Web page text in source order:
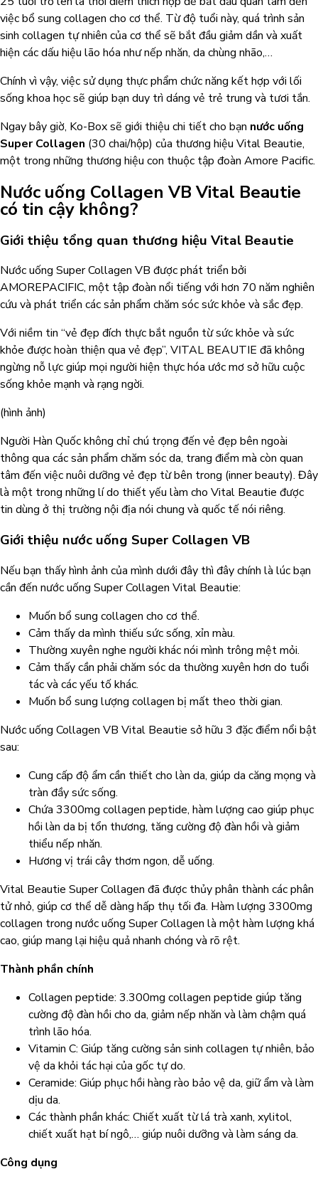
việc bổ sung collagen cho cơ thể. Từ độ tuổi này, quá trình sản
sinh collagen tự nhiên của cơ thể sẽ bắt đầu giảm dần và xuất
hiện các dấu hiệu lão hóa như nếp nhăn, da chùng nhão,…
Chính vì vậy, việc sử dụng thực phẩm chức năng kết hợp với lối
sống khoa học sẽ giúp bạn duy trì dáng vẻ trẻ trung và tươi tắn.
Ngay bây giờ, Ko-Box sẽ giới thiệu chi tiết cho bạn nước uống
Super Collagen (30 chai/hộp) của thương hiệu Vital Beautie,
một trong những thương hiệu con thuộc tập đoàn Amore Pacific.
Nước uống Collagen VB Vital Beautie
có tin cậy không?
Giới thiệu tổng quan thương hiệu Vital Beautie
Nước uống Super Collagen VB được phát triển bởi
AMOREPACIFIC, một tập đoàn nổi tiếng với hơn 70 năm nghiên
cứu và phát triển các sản phẩm chăm sóc sức khỏe và sắc đẹp.
Với niềm tin “vẻ đẹp đích thực bắt nguồn từ sức khỏe và sức
khỏe được hoàn thiện qua vẻ đẹp”, VITAL BEAUTIE đã không
ngừng nỗ lực giúp mọi người hiện thực hóa ước mơ sở hữu cuộc
sống khỏe mạnh và rạng ngời.
(hình ảnh)
Người Hàn Quốc không chỉ chú trọng đến vẻ đẹp bên ngoài
thông qua các sản phẩm chăm sóc da, trang điểm mà còn quan
tâm đến việc nuôi dưỡng vẻ đẹp từ bên trong (inner beauty). Đây
là một trong những lí do thiết yếu làm cho Vital Beautie được
tin dùng ở thị trường nội địa nói chung và quốc tế nói riêng.
Giới thiệu nước uống Super Collagen VB
Nếu bạn thấy hình ảnh của mình dưới đây thì đây chính là lúc bạn
cần đến nước uống Super Collagen Vital Beautie:
Muốn bổ sung collagen cho cơ thể.
Cảm thấy da mình thiếu sức sống, xỉn màu.
Thường xuyên nghe người khác nói mình trông mệt mỏi.
Cảm thấy cần phải chăm sóc da thường xuyên hơn do tuổi
tác và các yếu tố khác.
Muốn bổ sung lượng collagen bị mất theo thời gian.
Nước uống Collagen VB Vital Beautie sở hữu 3 đặc điểm nổi bật
sau:
Cung cấp độ ẩm cần thiết cho làn da, giúp da căng mọng và
tràn đầy sức sống.
Chứa 3300mg collagen peptide, hàm lượng cao giúp phục
hồi làn da bị tổn thương, tăng cường độ đàn hồi và giảm
thiểu nếp nhăn.
Hương vị trái cây thơm ngon, dễ uống.
Vital Beautie Super Collagen đã được thủy phân thành các phân
tử nhỏ, giúp cơ thể dễ dàng hấp thụ tối đa. Hàm lượng 3300mg
collagen trong nước uống Super Collagen là một hàm lượng khá
cao, giúp mang lại hiệu quả nhanh chóng và rõ rệt.
Thành phần chính
Collagen peptide: 3.300mg collagen peptide giúp tăng
cường độ đàn hồi cho da, giảm nếp nhăn và làm chậm quá
trình lão hóa.
Vitamin C: Giúp tăng cường sản sinh collagen tự nhiên, bảo
vệ da khỏi tác hại của gốc tự do.
Ceramide: Giúp phục hồi hàng rào bảo vệ da, giữ ẩm và làm
dịu da.
Các thành phần khác: Chiết xuất từ lá trà xanh, xylitol,
chiết xuất hạt bí ngô,… giúp nuôi dưỡng và làm sáng da.
Công dụng